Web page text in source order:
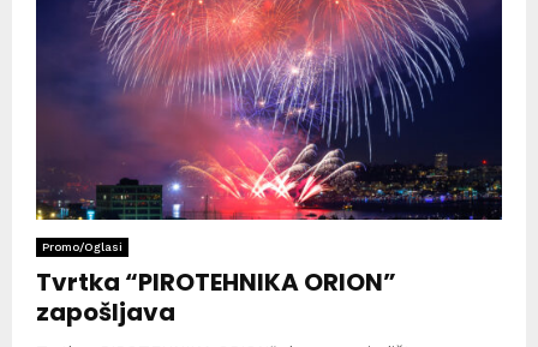
Promo/Oglasi
Tvrtka “PIROTEHNIKA ORION”
zapošljava